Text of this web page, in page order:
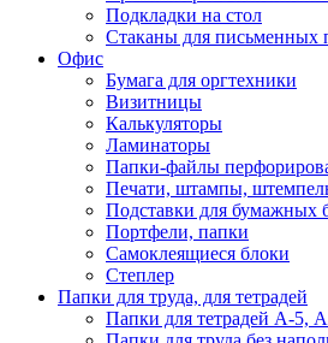
Подкладки на стол
Стаканы для письменных
Офис
Бумага для оргтехники
Визитницы
Калькуляторы
Ламинаторы
Папки-файлы
Печати, штампы,
Подставки для бумажных
Портфели, папки
Самоклеящиеся блоки
Степлер
Папки для труда, для тетрадей
Папки для тетрадей А-5,